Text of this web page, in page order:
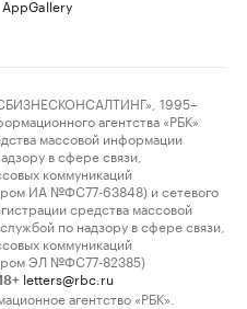
AppGallery
1995–
агентства «РБК»
массовой информации
в сфере связи,
коммуникаций
ИА №ФС77-63848) и сетевого
средства массовой
по надзору в сфере связи,
коммуникаций
ЭЛ №ФС77-82385)
letters@rbc.ru
агентство «РБК».